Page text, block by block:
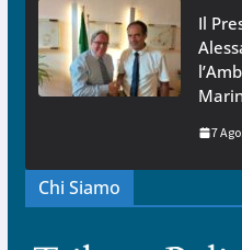
Il
7
Chi Siamo